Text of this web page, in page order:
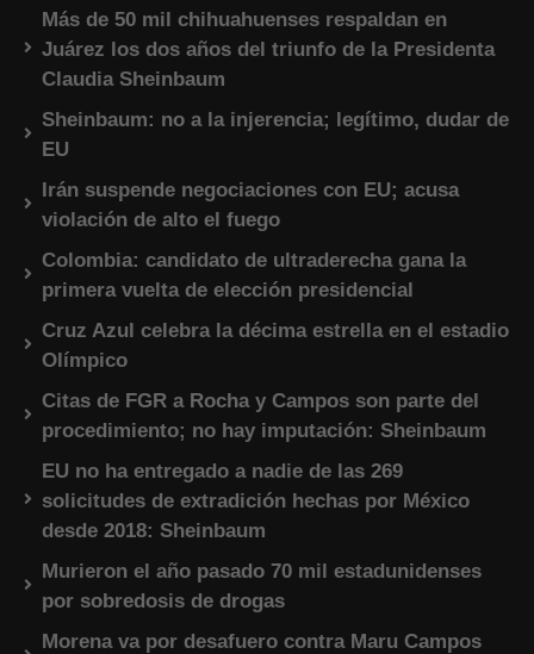
Más de 50 mil chihuahuenses respaldan en
Juárez los dos años del triunfo de la Presidenta
Claudia Sheinbaum
Sheinbaum: no a la injerencia; legítimo, dudar de
EU
Irán suspende negociaciones con EU; acusa
violación de alto el fuego
Colombia: candidato de ultraderecha gana la
primera vuelta de elección presidencial
Cruz Azul celebra la décima estrella en el estadio
Olímpico
Citas de FGR a Rocha y Campos son parte del
procedimiento; no hay imputación: Sheinbaum
EU no ha entregado a nadie de las 269
solicitudes de extradición hechas por México
desde 2018: Sheinbaum
Murieron el año pasado 70 mil estadunidenses
por sobredosis de drogas
Morena va por desafuero contra Maru Campos